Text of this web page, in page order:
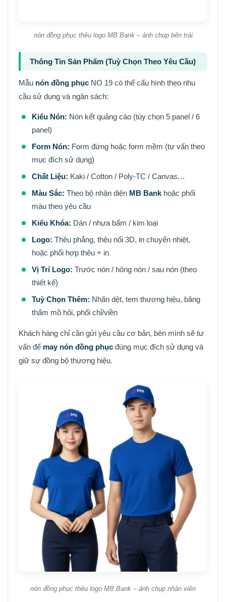
nón đồng phục thêu logo MB Bank – ảnh chụp bên trái
Thông Tin Sản Phẩm (Tuỳ Chọn Theo Yêu Cầu)
Mẫu nón đồng phục NO 19 có thể cấu hình theo nhu
cầu sử dụng và ngân sách:
Kiểu Nón: Nón kết quảng cáo (tùy chọn 5 panel / 6
panel)
Form Nón: Form đứng hoặc form mềm (tư vấn theo
mục đích sử dụng)
Chất Liệu: Kaki / Cotton / Poly-TC / Canvas…
Màu Sắc: Theo bộ nhận diện MB Bank hoặc phối
màu theo yêu cầu
Kiểu Khóa: Dán / nhựa bấm / kim loại
Logo: Thêu phẳng, thêu nổi 3D, in chuyển nhiệt,
hoặc phối hợp thêu + in
Vị Trí Logo: Trước nón / hông nón / sau nón (theo
thiết kế)
Tuỳ Chọn Thêm: Nhãn dệt, tem thương hiệu, băng
thấm mồ hôi, phối chỉ/viền
Khách hàng chỉ cần gửi yêu cầu cơ bản, bên mình sẽ tư
vấn để may nón đồng phục đúng mục đích sử dụng và
giữ sự đồng bộ thương hiệu.
nón đồng phục thêu logo MB Bank – ảnh chụp nhân viên